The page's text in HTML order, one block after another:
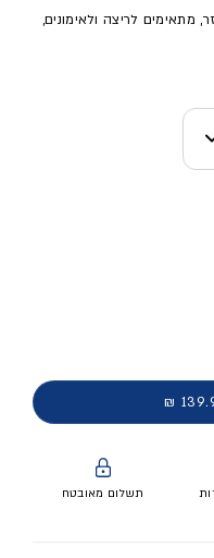
מתאימים לריצה ולאימונים,
- גברים
ספורט קצרים - גברים
תשלום מאובטח